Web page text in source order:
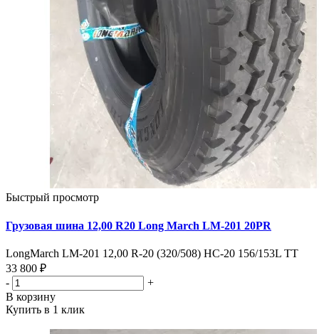
Быстрый просмотр
Грузовая шина 12,00 R20 Long March LM-201 20PR
LongMarch LM-201 12,00 R-20 (320/508) HC-20 156/153L TT
33 800 ₽
-
+
В корзину
Купить в 1 клик